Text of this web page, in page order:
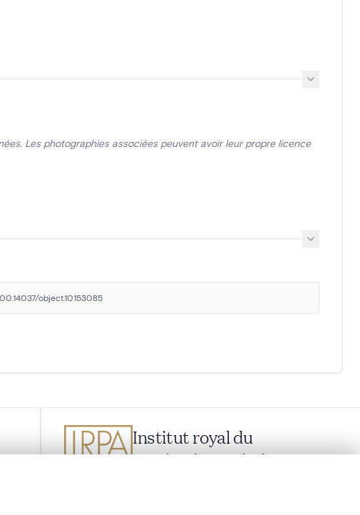
Les photographies associées peuvent avoir leur propre licence
object.10153085
Institut royal du
Patrimoine artistique